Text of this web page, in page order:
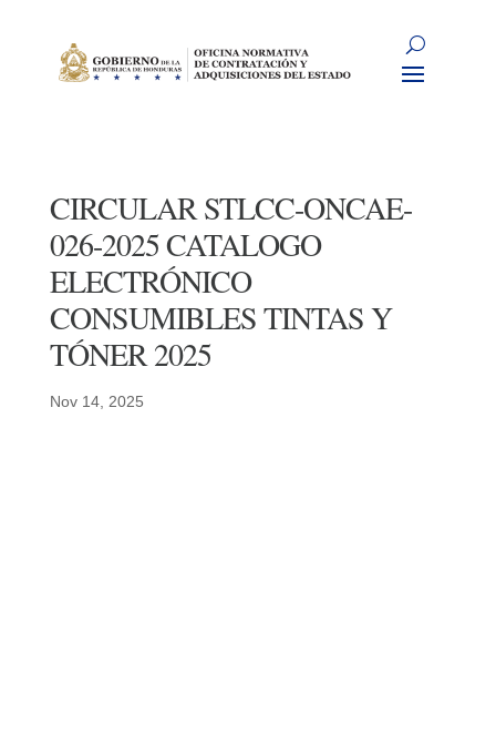
CIRCULAR STLCC-ONCAE-
026-2025 CATALOGO
ELECTRÓNICO
CONSUMIBLES TINTAS Y
TÓNER 2025
Nov 14, 2025